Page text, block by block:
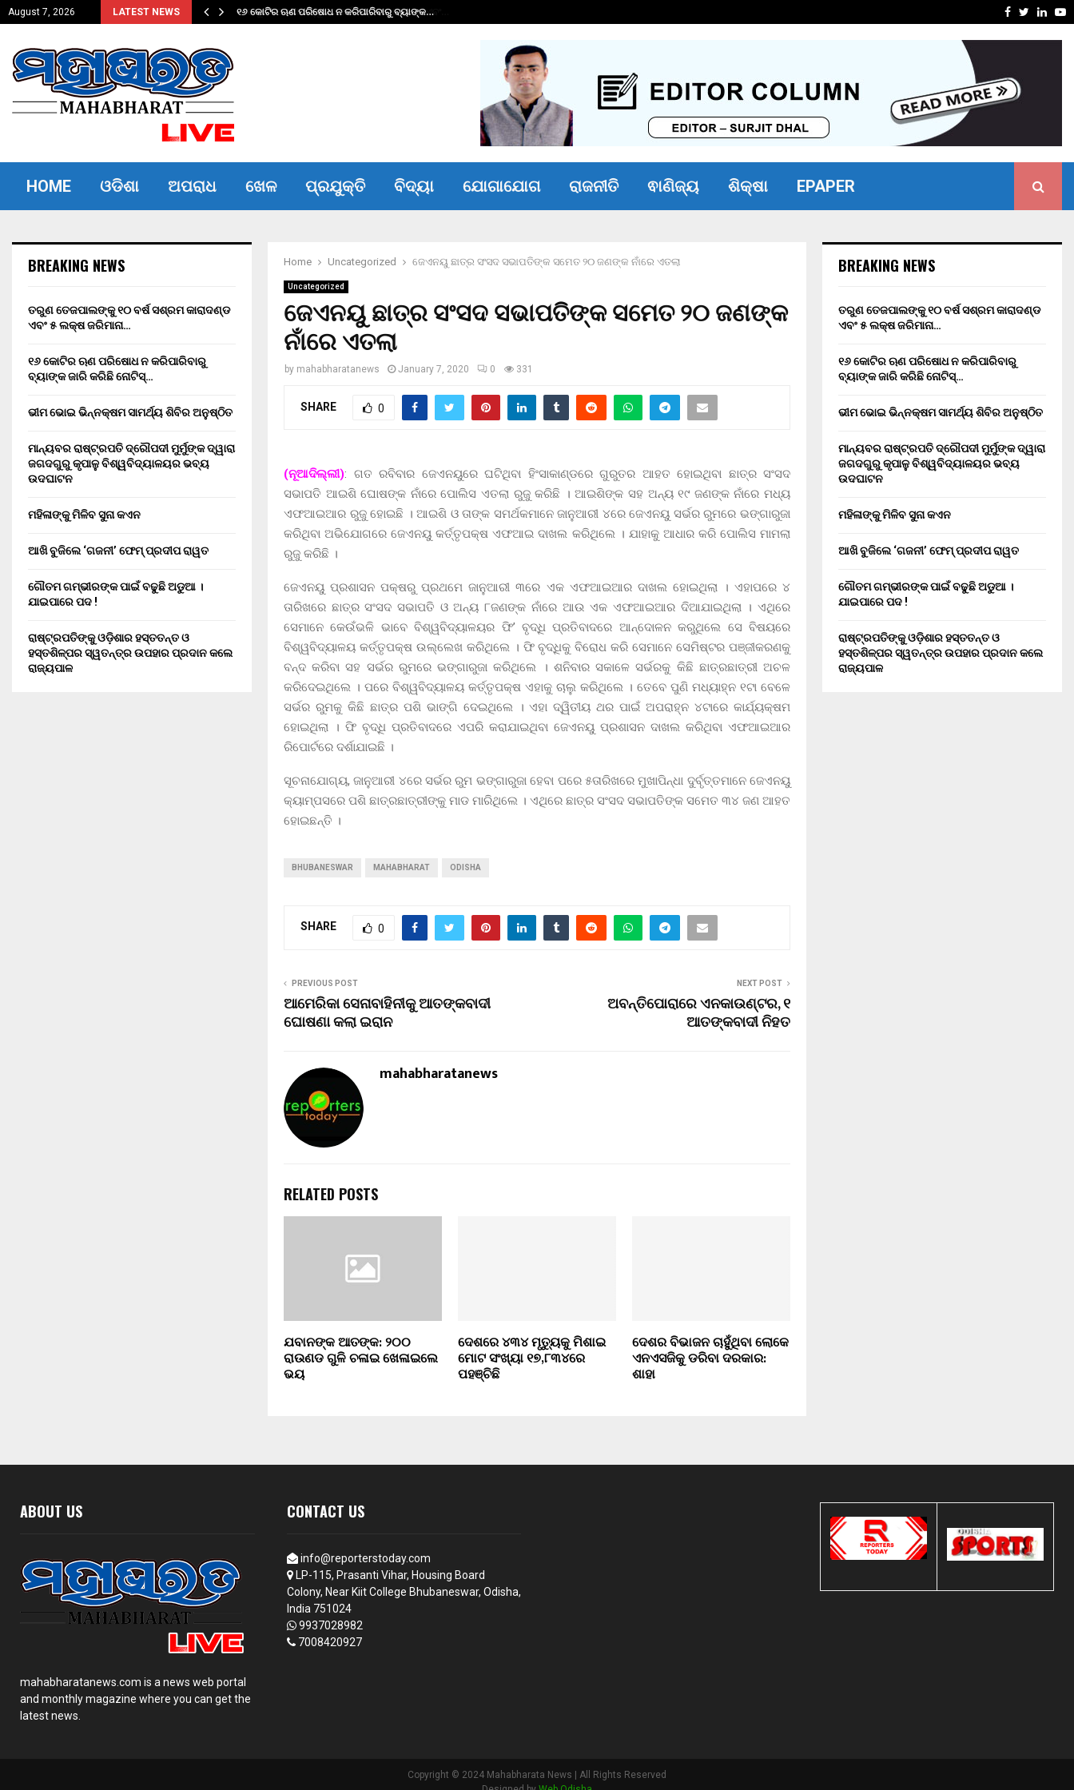
August 7, 2026 LATEST NEWS
ଏବଂ… ୧୬ କୋଟିର ଋଣ ପରିଷୋଧ ନ କରିପାରିବାରୁ ବ୍ୟାଙ୍କ… Facebook
Twitter
HOME ଓଡିଶା ଅପରାଧ ଖେଳ ପ୍ରଯୁକ୍ତି ବିଦ୍ୟା ଯୋଗାଯୋଗ ରାଜନୀତି ଵାଣିଜ୍ୟ ଶିକ୍ଷା EPAPER
Home Uncategorized ଜେଏନୟୁ ଛାତ୍ର ସଂସଦ ସଭାପତିଙ୍କ ସମେତ ୨୦ ଜଣଙ୍କ ନାଁରେ ଏତଲା
Uncategorized
ଜେଏନୟୁ ଛାତ୍ର ସଂସଦ ସଭାପତିଙ୍କ ସମେତ ୨୦ ଜଣଙ୍କ
ନାଁରେ ଏତଲା
by mahabharatanews January 7, 2020 0 331
SHARE 0
(ନୂଆଦିଲ୍ଲୀ): ଗତ ରବିବାର ଜେଏନୟୁରେ ଘଟିଥିବା ହିଂସାକାଣ୍ଡରେ ଗୁରୁତର ଆହତ ହୋଇଥିବା ଛାତ୍ର ସଂସଦ
ସଭାପତି ଆଇଶି ଘୋଷଙ୍କ ନାଁରେ ପୋଲିସ ଏତଲା ରୁଜୁ କରିଛି । ଆଇଶିଙ୍କ ସହ ଅନ୍ୟ ୧୯ ଜଣଙ୍କ ନାଁରେ ମଧ୍ୟ
ଏଫଆଇଆର ରୁଜୁ ହୋଇଛି । ଆଇଶି ଓ ତାଙ୍କ ସମର୍ଥକମାନେ ଜାନୁଆରୀ ୪ରେ ଜେଏନୟୁ ସର୍ଭର ରୁମରେ ଭଙ୍ଗାରୁଜା
କରିଥିବା ଅଭିଯୋଗରେ ଜେଏନୟୁ କର୍ତ୍ତୃପକ୍ଷ ଏଫଆଇ ଦାଖଲ କରିଥିଲେ । ଯାହାକୁ ଆଧାର କରି ପୋଲିସ ମାମଲା
ରୁଜୁ କରିଛି ।
ଜେଏନୟୁ ପ୍ରଶାସନ ପକ୍ଷରୁ ପ୍ରଥମେ ଜାନୁଆରୀ ୩ରେ ଏକ ଏଫଆଇଆର ଦାଖଲ ହୋଇଥିଲା । ଏହାପରେ ୪
ତାରିଖରେ ଛାତ୍ର ସଂସଦ ସଭାପତି ଓ ଅନ୍ୟ ୮ଜଣଙ୍କ ନାଁରେ ଆଉ ଏକ ଏଫଆଇଆର ଦିଆଯାଇଥିଲା । ଏଥିରେ
ସେମାନେ କେଉଁଭଳି ଭାବେ ବିଶ୍ୱବିଦ୍ୟାଳୟର ଫି’ ବୃଦ୍ଧି ପ୍ରତିବାଦରେ ଆନ୍ଦୋଳନ କରୁଥିଲେ ସେ ବିଷୟରେ
ବିଶ୍ୱବିଦ୍ୟାଳୟ କର୍ତ୍ତୃପକ୍ଷ ଉଲ୍ଲେଖ କରିଥିଲେ । ଫି ବୃଦ୍ଧିକୁ ବିରୋଧ କରି ସେମାନେ ସେମିଷ୍ଟର ପଞ୍ଜୀକରଣକୁ
ବନ୍ଦ କରିବା ସହ ସର୍ଭର ରୁମରେ ଭଙ୍ଗାରୁଜା କରିଥିଲେ । ଶନିବାର ସକାଳେ ସର୍ଭରକୁ କିଛି ଛାତ୍ରଛାତ୍ରୀ ଅଚଳ
କରିଦେଇଥିଲେ । ପରେ ବିଶ୍ୱବିଦ୍ୟାଳୟ କର୍ତ୍ତୃପକ୍ଷ ଏହାକୁ ଚାଲୁ କରିଥିଲେ । ତେବେ ପୁଣି ମଧ୍ୟାହ୍ନ ୧ଟା ବେଳେ
ସର୍ଭର ରୁମକୁ କିଛି ଛାତ୍ର ପଶି ଭାଙ୍ଗି ଦେଇଥିଲେ । ଏହା ଦ୍ୱିତୀୟ ଥର ପାଇଁ ଅପରାହ୍ନ ୪ଟାରେ କାର୍ଯ୍ୟକ୍ଷମ
ହୋଇଥିଲା । ଫି ବୃଦ୍ଧି ପ୍ରତିବାଦରେ ଏପରି କରାଯାଇଥିବା ଜେଏନୟୁ ପ୍ରଶାସନ ଦାଖଲ କରିଥିବା ଏଫଆଇଆର
ରିପୋର୍ଟରେ ଦର୍ଶାଯାଇଛି ।
ସୂଚନାଯୋଗ୍ୟ, ଜାନୁଆରୀ ୪ରେ ସର୍ଭର ରୁମ ଭଙ୍ଗାରୁଜା ହେବା ପରେ ୫ତାରିଖରେ ମୁଖାପିନ୍ଧା ଦୁର୍ବୃତ୍ତମାନେ ଜେଏନୟୁ
କ୍ୟାମ୍ପସରେ ପଶି ଛାତ୍ରଛାତ୍ରୀଙ୍କୁ ମାଡ ମାରିଥିଲେ । ଏଥିରେ ଛାତ୍ର ସଂସଦ ସଭାପତିଙ୍କ ସମେତ ୩୪ ଜଣ ଆହତ
ହୋଇଛନ୍ତି ।
BHUBANESWAR MAHABHARAT ODISHA
SHARE 0
PREVIOUS POST
ଆମେରିକା ସେନାବାହିନୀକୁ ଆତଙ୍କବାଦୀ
ଘୋଷଣା କଲା ଇରାନ
NEXT POST
ଅବନ୍ତିପୋରାରେ ଏନକାଉଣ୍ଟର, ୧
ଆତଙ୍କବାଦୀ ନିହତ
mahabharatanews
RELATED POSTS
ଯବାନଙ୍କ ଆତଙ୍କ: ୨୦୦
ରାଉଣଡ ଗୁଳି ଚଳାଇ ଖେଳାଇଲେ
ଭୟ
ଦେଶରେ ୪୩୪ ମୃତ୍ୟୁକୁ ମିଶାଇ
ମୋଟ ସଂଖ୍ୟା ୧୭,୮୩୪ରେ
ପହଞ୍ଚିଛି
ଦେଶର ବିଭାଜନ ଚାହୁଁଥିବା ଲୋକେ
ଏନଏସଜିକୁ ଡରିବା ଦରକାର:
ଶାହା
BREAKING NEWS
ତରୁଣ ତେଜପାଲଙ୍କୁ ୧୦ ବର୍ଷ ସଶ୍ରମ କାରାଦଣ୍ଡ
ଏବଂ ₹୫ ଲକ୍ଷ ଜରିମାନା…
୧୬ କୋଟିର ଋଣ ପରିଷୋଧ ନ କରିପାରିବାରୁ
ବ୍ୟାଙ୍କ ଜାରି କରିଛି ନୋଟିସ୍…
ଭୀମ ଭୋଇ ଭିନ୍ନକ୍ଷମ ସାମର୍ଥ୍ୟ ଶିବିର ଅନୁଷ୍ଠିତ
ମାନ୍ୟବର ରାଷ୍ଟ୍ରପତି ଦ୍ରୌପଦୀ ମୁର୍ମୁଙ୍କ ଦ୍ୱାରା
ଜଗଦଗୁରୁ କୃପାଳୁ ବିଶ୍ୱବିଦ୍ୟାଳୟର ଭବ୍ୟ
ଉଦଘାଟନ
ମହିଳାଙ୍କୁ ମିଳିବ ସୁନା କଏନ
ଆଖି ବୁଜିଲେ ‘ଗଜନୀ’ ଫେମ୍ ପ୍ରଦୀପ ରାୱତ
ଗୌତମ ଗମ୍ଭୀରଙ୍କ ପାଇଁ ବଢୁଛି ଅଡୁଆ ।
ଯାଇପାରେ ପଦ !
ରାଷ୍ଟ୍ରପତିଙ୍କୁ ଓଡ଼ିଶାର ହସ୍ତତନ୍ତ ଓ
ହସ୍ତଶିଳ୍ପର ସ୍ୱତନ୍ତ୍ର ଉପହାର ପ୍ରଦାନ କଲେ
ରାଜ୍ୟପାଳ
BREAKING NEWS
ତରୁଣ ତେଜପାଲଙ୍କୁ ୧୦ ବର୍ଷ ସଶ୍ରମ କାରାଦଣ୍ଡ
ଏବଂ ₹୫ ଲକ୍ଷ ଜରିମାନା…
୧୬ କୋଟିର ଋଣ ପରିଷୋଧ ନ କରିପାରିବାରୁ
ବ୍ୟାଙ୍କ ଜାରି କରିଛି ନୋଟିସ୍…
ଭୀମ ଭୋଇ ଭିନ୍ନକ୍ଷମ ସାମର୍ଥ୍ୟ ଶିବିର ଅନୁଷ୍ଠିତ
ମାନ୍ୟବର ରାଷ୍ଟ୍ରପତି ଦ୍ରୌପଦୀ ମୁର୍ମୁଙ୍କ ଦ୍ୱାରା
ଜଗଦଗୁରୁ କୃପାଳୁ ବିଶ୍ୱବିଦ୍ୟାଳୟର ଭବ୍ୟ
ଉଦଘାଟନ
ମହିଳାଙ୍କୁ ମିଳିବ ସୁନା କଏନ
ଆଖି ବୁଜିଲେ ‘ଗଜନୀ’ ଫେମ୍ ପ୍ରଦୀପ ରାୱତ
ଗୌତମ ଗମ୍ଭୀରଙ୍କ ପାଇଁ ବଢୁଛି ଅଡୁଆ ।
ଯାଇପାରେ ପଦ !
ରାଷ୍ଟ୍ରପତିଙ୍କୁ ଓଡ଼ିଶାର ହସ୍ତତନ୍ତ ଓ
ହସ୍ତଶିଳ୍ପର ସ୍ୱତନ୍ତ୍ର ଉପହାର ପ୍ରଦାନ କଲେ
ରାଜ୍ୟପାଳ
ABOUT US
mahabharatanews.com is a news web portal
and monthly magazine where you can get the
latest news.
CONTACT US
info@reporterstoday.com
LP-115, Prasanti Vihar, Housing Board
Colony, Near Kiit College Bhubaneswar, Odisha,
India 751024
9937028982
7008420927
Copyright © 2024 Mahabharata News | All Rights Reserved